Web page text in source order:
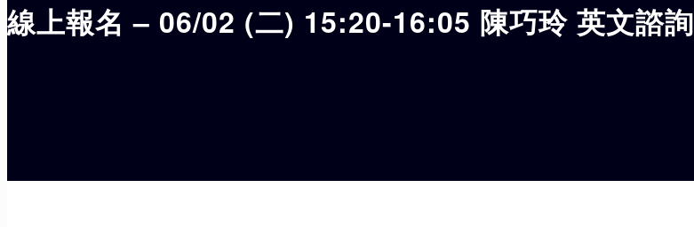
線上報名 – 06/02 (二) 15:20-16:05 陳巧玲 英文諮詢